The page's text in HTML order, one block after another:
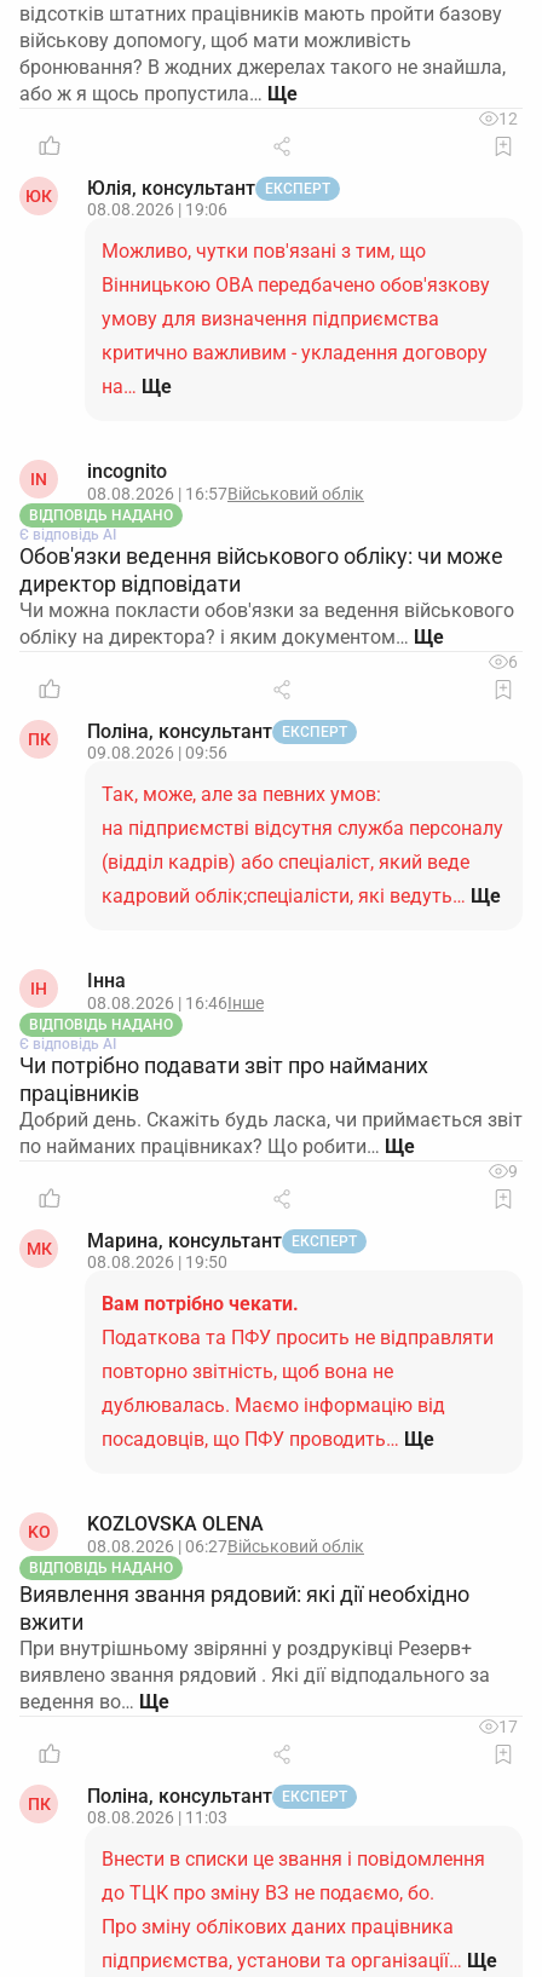
відсотків штатних працівників мають пройти базову
військову допомогу, щоб мати можливість
бронювання? В жодних джерелах такого не знайшла,
або ж я щось пропустила…
12
ЮК Юлія, консультант ЕКСПЕРТ
08.08.2026 | 19:06
Можливо, чутки пов'язані з тим, що
Вінницькою ОВА передбачено обов'язкову
умову для визначення підприємства
критично важливим - укладення договору
на… Ще
IN incognito
08.08.2026 | 16:57Військовий облік
ВІДПОВІДЬ НАДАНО
Є відповідь АІ
Обов'язки ведення військового обліку: чи може
директор відповідати
Чи можна покласти обов'язки за ведення військового
обліку на директора? і яким документом…
6
ПК Поліна, консультант ЕКСПЕРТ
09.08.2026 | 09:56
Так, може, але за певних умов:
на підприємстві відсутня служба персоналу
(відділ кадрів) або спеціаліст, який веде
кадровий облік;спеціалісти, які ведуть… Ще
ІН Інна
08.08.2026 | 16:46Інше
ВІДПОВІДЬ НАДАНО
Є відповідь АІ
Чи потрібно подавати звіт про найманих
працівників
Добрий день. Скажіть будь ласка, чи приймається звіт
по найманих працівниках? Що робити…
9
МК Марина, консультант ЕКСПЕРТ
08.08.2026 | 19:50
Вам потрібно чекати.
Податкова та ПФУ просить не відправляти
повторно звітність, щоб вона не
дублювалась. Маємо інформацію від
посадовців, що ПФУ проводить… Ще
KO KOZLOVSKA OLENA
08.08.2026 | 06:27Військовий облік
ВІДПОВІДЬ НАДАНО
Виявлення звання рядовий: які дії необхідно
вжити
При внутрішньому звірянні у роздруківці Резерв+
виявлено звання рядовий . Які дії відподального за
ведення во…
17
ПК Поліна, консультант ЕКСПЕРТ
08.08.2026 | 11:03
Внести в списки це звання і повідомлення
до ТЦК про зміну ВЗ не подаємо, бо.
Про зміну облікових даних працівника
підприємства, установи та організації… Ще